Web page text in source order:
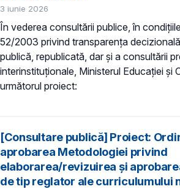
3 iunie 2026
În vederea consultării publice, în
52/2003 privind transparenţa
publică, republicată, dar și a consultării
interinstituționale, Ministerul Educaţiei și
următorul proiect:
[Consultare publică] Proiect:
aprobarea Metodologiei privind
elaborarea/revizuirea și
de tip reglator ale curriculumului